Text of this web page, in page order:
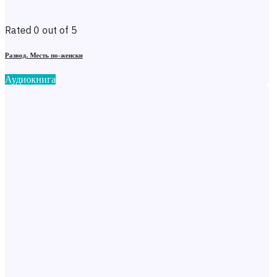
Rated 0 out of 5
Развод. Месть по-женски
Аудиокнига